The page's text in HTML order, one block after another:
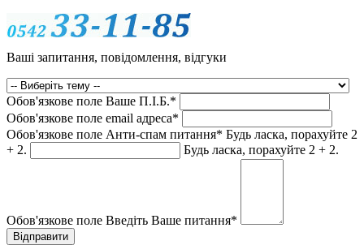
Ваші запитання, повідомлення, відгуки
Обов'язкове поле Ваше П.I.Б.*
Обов'язкове поле email адреса*
Обов'язкове поле Анти-спам питання* Будь ласка, порахуйте 2
+ 2.
Будь ласка, порахуйте 2 + 2.
Обов'язкове поле Введіть Ваше питання*